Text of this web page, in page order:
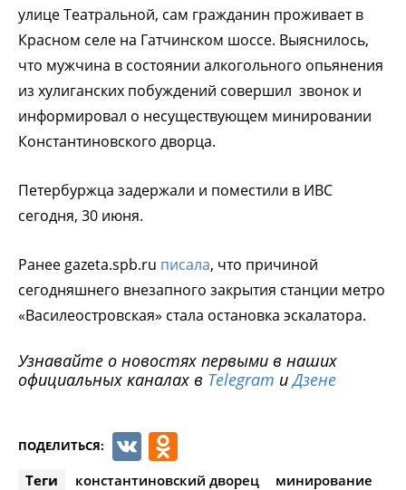
улице Театральной, сам гражданин проживает в
Красном селе на Гатчинском шоссе. Выяснилось,
что мужчина в состоянии алкогольного опьянения
из хулиганских побуждений совершил звонок и
информировал о несуществующем минировании
Константиновского дворца.
Петербуржца задержали и поместили в ИВС
сегодня, 30 июня.
Ранее gazeta.spb.ru писала, что причиной
сегодняшнего внезапного закрытия станции метро
«Василеостровская» стала остановка эскалатора.
Узнавайте о новостях первыми в наших
официальных каналах в Telegram иДзене
ПОДЕЛИТЬСЯ: VK
Теги константиновский дворец
минирование